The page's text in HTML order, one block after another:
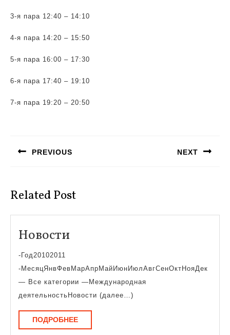
3-я пара 12:40 – 14:10
4-я пара 14:20 – 15:50
5-я пара 16:00 – 17:30
6-я пара 17:40 – 19:10
7-я пара 19:20 – 20:50
записям
PREVIOUS NEXT
Related Post
Новости
-Год20102011
-МесяцЯнвФевМарАпрМайИюнИюлАвгСенОктНояДек
— Все категории —Международная
деятельностьНовости (далее…)
ПОДРОБНЕЕПОДРОБНЕЕ